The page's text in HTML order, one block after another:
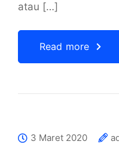
atau […]
Read more
3 Maret 2020